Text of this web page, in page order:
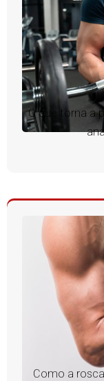
O que torna a
Como a